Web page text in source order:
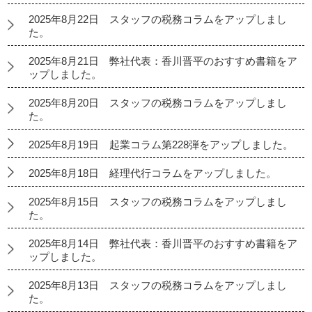
2025年8月22日 スタッフの税務コラムをアップしまし
た。
2025年8月21日 弊社代表：香川晋平のおすすめ書籍をア
ップしました。
2025年8月20日 スタッフの税務コラムをアップしまし
た。
2025年8月19日 起業コラム第228弾をアップしました。
2025年8月18日 経理代行コラムをアップしました。
2025年8月15日 スタッフの税務コラムをアップしまし
た。
2025年8月14日 弊社代表：香川晋平のおすすめ書籍をア
ップしました。
2025年8月13日 スタッフの税務コラムをアップしまし
た。